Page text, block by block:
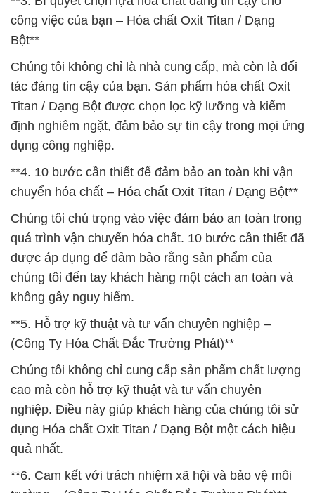
công việc của bạn – Hóa chất Oxit Titan / Dạng
Bột**
Chúng tôi không chỉ là nhà cung cấp, mà còn là đối
tác đáng tin cậy của bạn. Sản phẩm hóa chất Oxit
Titan / Dạng Bột được chọn lọc kỹ lưỡng và kiểm
định nghiêm ngặt, đảm bảo sự tin cậy trong mọi ứng
dụng công nghiệp.
**4. 10 bước cần thiết để đảm bảo an toàn khi vận
chuyển hóa chất – Hóa chất Oxit Titan / Dạng Bột**
Chúng tôi chú trọng vào việc đảm bảo an toàn trong
quá trình vận chuyển hóa chất. 10 bước cần thiết đã
được áp dụng để đảm bảo rằng sản phẩm của
chúng tôi đến tay khách hàng một cách an toàn và
không gây nguy hiểm.
**5. Hỗ trợ kỹ thuật và tư vấn chuyên nghiệp –
(Công Ty Hóa Chất Đắc Trường Phát)**
Chúng tôi không chỉ cung cấp sản phẩm chất lượng
cao mà còn hỗ trợ kỹ thuật và tư vấn chuyên
nghiệp. Điều này giúp khách hàng của chúng tôi sử
dụng Hóa chất Oxit Titan / Dạng Bột một cách hiệu
quả nhất.
**6. Cam kết với trách nhiệm xã hội và bảo vệ môi